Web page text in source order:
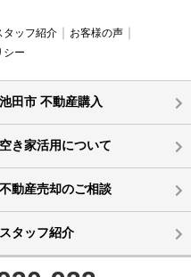
タッフ紹介
お客様の声
シー
池田市 不動産購入
空き家活用について
不動産売却のご相談
スタッフ紹介